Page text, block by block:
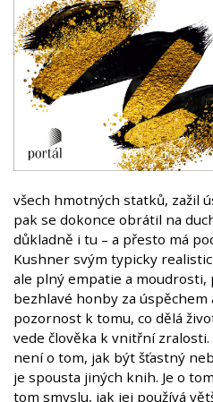
všech hmotných statků, zažil
pak se dokonce obrátil na
důkladně i tu – a přesto má
Kushner svým typicky
ale plný empatie a moudrosti,
bezhlavé honby za
pozornost k tomu, co dělá
vede člověka k vnitřní
není o tom, jak být šťastný
je spousta jiných knih. Je o
tom smyslu, jak jej používá